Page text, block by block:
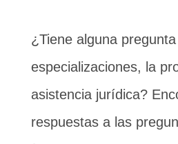
¿Tiene alguna
especializaciones, la
asistencia jurídica?
respuestas a las